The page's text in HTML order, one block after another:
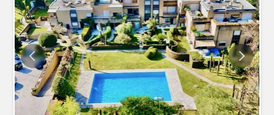
pour offrir intimité, luminosité et qualité de vie. Le choix
de un seul appartement par étage confère à chaque unité
une grande intimité, de grandes ouvertures sur les
différentes façades, une distribution intérieure aérée et
bien organisée. L'appartement occupe tout le rez-de-
chaussée de l'immeuble a une surface brute d'environ
149 mètres carrés et se distingue par son rapport
privilégié avec les espaces extérieurs : la terrasse
couverte...